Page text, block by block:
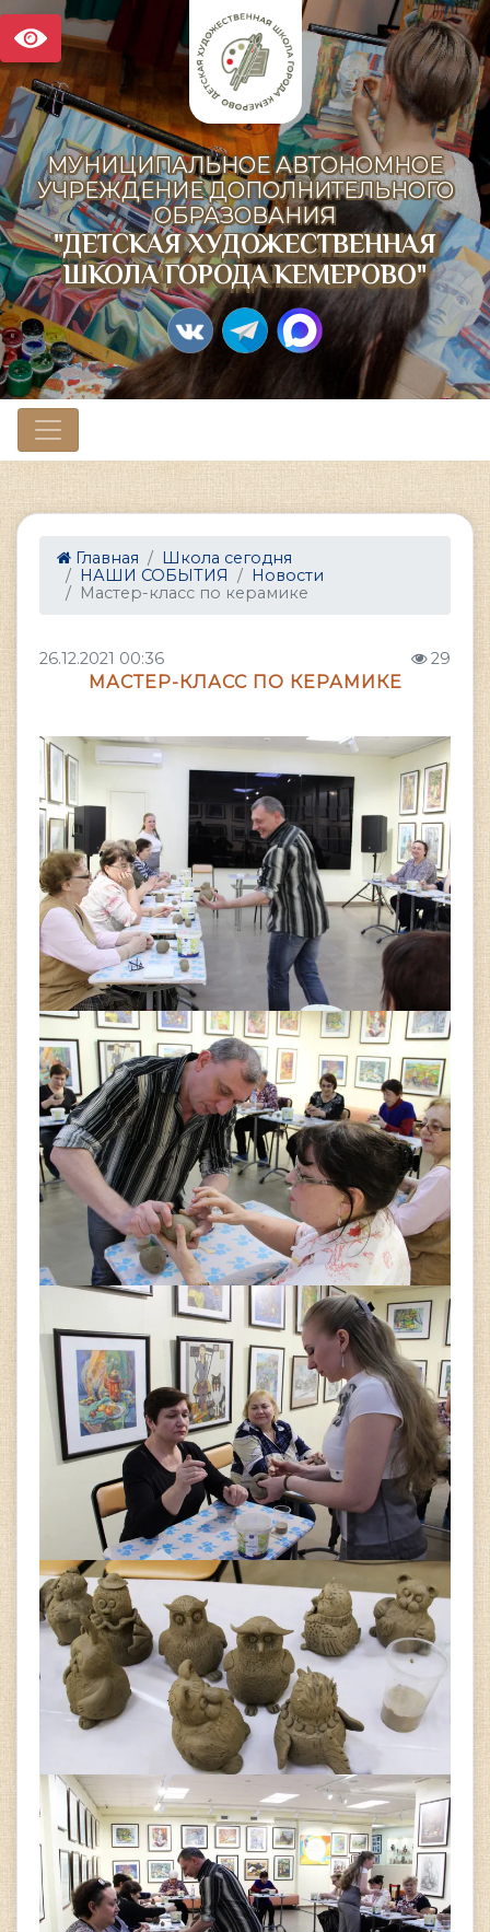
МУНИЦИПАЛЬНОЕ АВТОНОМНОЕ
УЧРЕЖДЕНИЕ ДОПОЛНИТЕЛЬНОГО
ОБРАЗОВАНИЯ
"ДЕТСКАЯ ХУДОЖЕСТВЕННАЯ
ШКОЛА ГОРОДА КЕМЕРОВО"
Главная
Школа сегодня
НАШИ СОБЫТИЯ
Новости
Мастер-класс по керамике
26.12.2021 00:36 29
МАСТЕР-КЛАСС ПО КЕРАМИКЕ